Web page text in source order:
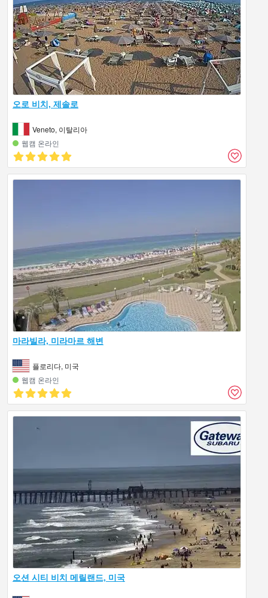
오로 비치, 제솔로
Veneto, 이탈리아
웹캠 온라인
마라빌라, 미라마르 해변
플로리다, 미국
웹캠 온라인
오션 시티 비치 메릴랜드, 미국